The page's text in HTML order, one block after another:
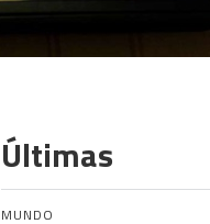
Últimas
MUNDO